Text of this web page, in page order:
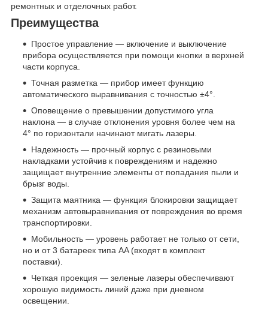
ремонтных и отделочных работ.
Преимущества
Простое управление — включение и выключение
прибора осуществляется при помощи кнопки в верхней
части корпуса.
Точная разметка — прибор имеет функцию
автоматического выравнивания с точностью ±4°.
Оповещение о превышении допустимого угла
наклона — в случае отклонения уровня более чем на
4° по горизонтали начинают мигать лазеры.
Надежность — прочный корпус с резиновыми
накладками устойчив к повреждениям и надежно
защищает внутренние элементы от попадания пыли и
брызг воды.
Защита маятника — функция блокировки защищает
механизм автовыравнивания от повреждения во время
транспортировки.
Мобильность — уровень работает не только от сети,
но и от 3 батареек типа AA (входят в комплект
поставки).
Четкая проекция — зеленые лазеры обеспечивают
хорошую видимость линий даже при дневном
освещении.